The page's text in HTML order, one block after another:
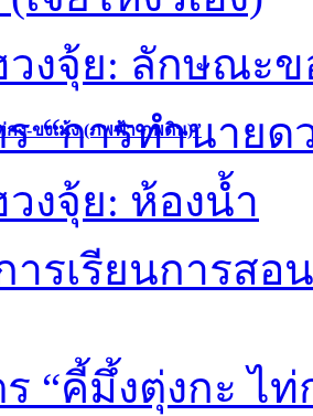
ง-ขงเม้ง (ภพฟ้า ภพดิน)”
งจุ้ย: ลักษณะ
“การทำนายด
งจุ้ย: ห้องน้ำ
ารเรียนการส
“คี้มึ้งตุ่งกะ ไ